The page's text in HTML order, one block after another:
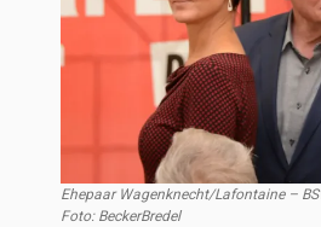
Ehepaar Wagenknecht/Lafontaine –
Foto: BeckerBredel